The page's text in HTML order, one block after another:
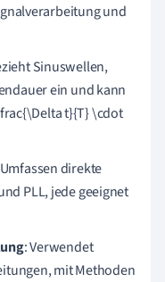
und
Sinuswellen,
ein und kann
t}{T} \cdot
direkte
PLL, jede geeignet
: Verwendet
mit Methoden